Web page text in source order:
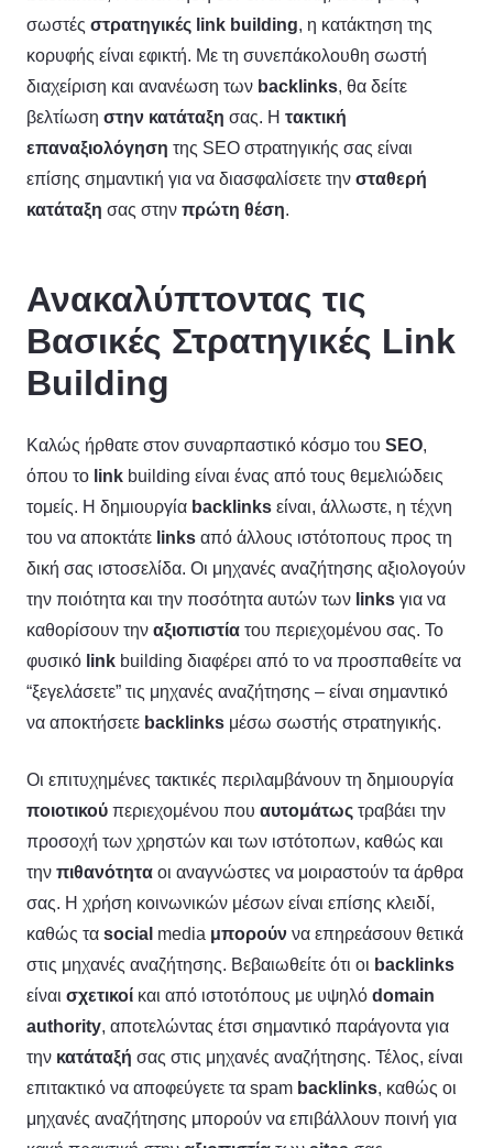
σωστές στρατηγικές link building, η κατάκτηση της
κορυφής είναι εφικτή. Με τη συνεπάκολουθη σωστή
διαχείριση και ανανέωση των backlinks, θα δείτε
βελτίωση στην κατάταξη σας. Η τακτική
επαναξιολόγηση της SEO στρατηγικής σας είναι
επίσης σημαντική για να διασφαλίσετε την σταθερή
κατάταξη σας στην πρώτη θέση.
Ανακαλύπτοντας τις
Βασικές Στρατηγικές Link
Building
Καλώς ήρθατε στον συναρπαστικό κόσμο του SEO,
όπου το link building είναι ένας από τους θεμελιώδεις
τομείς. Η δημιουργία backlinks είναι, άλλωστε, η τέχνη
του να αποκτάτε links από άλλους ιστότοπους προς τη
δική σας ιστοσελίδα. Οι μηχανές αναζήτησης αξιολογούν
την ποιότητα και την ποσότητα αυτών των links για να
καθορίσουν την αξιοπιστία του περιεχομένου σας. Το
φυσικό link building διαφέρει από το να προσπαθείτε να
“ξεγελάσετε” τις μηχανές αναζήτησης – είναι σημαντικό
να αποκτήσετε backlinks μέσω σωστής στρατηγικής.
Οι επιτυχημένες τακτικές περιλαμβάνουν τη δημιουργία
ποιοτικού περιεχομένου που αυτομάτως τραβάει την
προσοχή των χρηστών και των ιστότοπων, καθώς και
την πιθανότητα οι αναγνώστες να μοιραστούν τα άρθρα
σας. Η χρήση κοινωνικών μέσων είναι επίσης κλειδί,
καθώς τα social media μπορούν να επηρεάσουν θετικά
στις μηχανές αναζήτησης. Βεβαιωθείτε ότι οι backlinks
είναι σχετικοί και από ιστοτόπους με υψηλό domain
authority, αποτελώντας έτσι σημαντικό παράγοντα για
την κατάταξή σας στις μηχανές αναζήτησης. Τέλος, είναι
επιτακτικό να αποφεύγετε τα spam backlinks, καθώς οι
μηχανές αναζήτησης μπορούν να επιβάλλουν ποινή για